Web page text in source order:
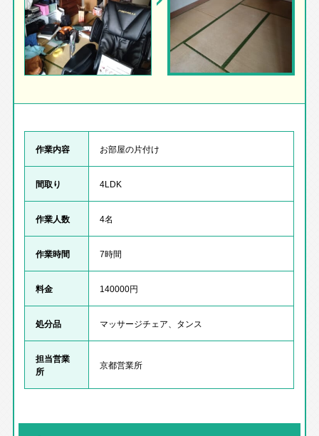
作業内容 お部屋の片付け
間取り 4LDK
作業人数 4名
作業時間 7時間
料金 140000円
処分品 マッサージチェア、タンス
担当営業
所
京都営業所